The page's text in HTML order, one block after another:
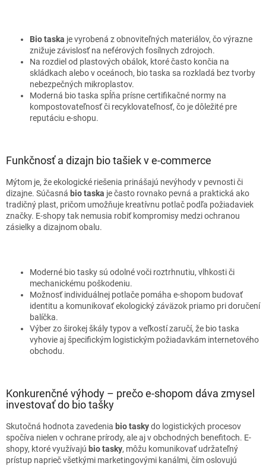
Bio taska je vyrobená z obnoviteľných materiálov, čo výrazne
znižuje závislosť na neférových fosílnych zdrojoch.
Na rozdiel od plastových obálok, ktoré často končia na
skládkach alebo v oceánoch, bio taska sa rozkladá bez tvorby
nebezpečných mikroplastov.
Moderná bio taska spĺňa prísne certifikačné normy na
kompostovateľnosť či recyklovateľnosť, čo je dôležité pre
reputáciu e-shopu.
Funkčnosť a dizajn bio tašiek v e-commerce
Mýtom je, že ekologické riešenia prinášajú nevýhody v pevnosti či
dizajne. Súčasná bio taska je často rovnako pevná a praktická ako
tradičný plast, pričom umožňuje kreatívnu potlač podľa požiadaviek
značky. E-shopy tak nemusia robiť kompromisy medzi ochranou
zásielky a dizajnom obalu.
Moderné bio tasky sú odolné voči roztrhnutiu, vlhkosti či
mechanickému poškodeniu.
Možnosť individuálnej potlače pomáha e-shopom budovať
identitu a komunikovať ekologický záväzok priamo pri doručení
balíčka.
Výber zo širokej škály typov a veľkostí zaručí, že bio taska
vyhovie aj špecifickým logistickým požiadavkám internetového
obchodu.
Konkurenčné výhody – prečo e-shopom dáva zmysel
investovať do bio tašky
Skutočná hodnota zavedenia bio taskydo logistických procesov
spočíva nielen v ochrane prírody, ale aj v obchodných benefitoch. E-
shopy, ktoré využívajú bio tasky, môžu komunikovať udržateľný
prístup naprieč všetkými marketingovými kanálmi, čím oslovujú